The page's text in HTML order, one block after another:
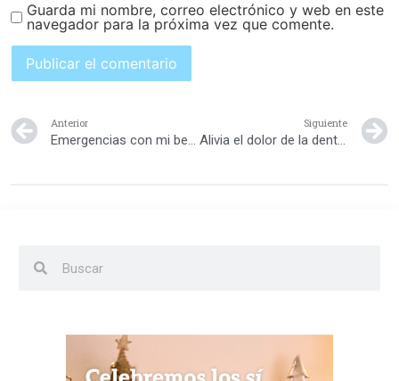
Guarda mi nombre, correo electrónico y web en este
navegador para la próxima vez que comente.
Anterior
Emergencias con mi bebé ¿qué hago?
Siguiente
Alivia el dolor de la dentición en tu bebé